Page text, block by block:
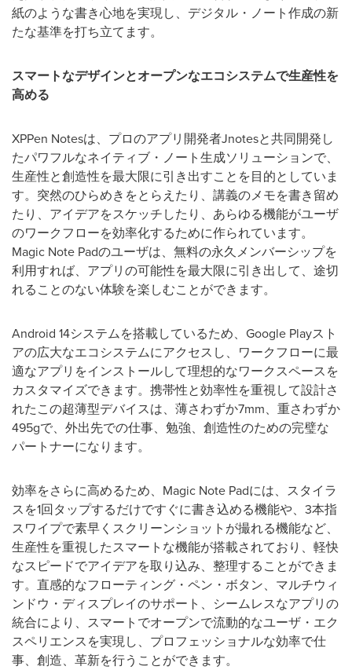
紙のような書き心地を実現し、デジタル・ノート作成の新
たな基準を打ち立てます。
スマートなデザインとオープンなエコシステムで生産性を
高める
XPPen Notesは、プロのアプリ開発者Jnotesと共同開発し
たパワフルなネイティブ・ノート生成ソリューションで、
生産性と創造性を最大限に引き出すことを目的としていま
す。突然のひらめきをとらえたり、講義のメモを書き留め
たり、アイデアをスケッチしたり、あらゆる機能がユーザ
のワークフローを効率化するために作られています。
Magic Note Padのユーザは、無料の永久メンバーシップを
利用すれば、アプリの可能性を最大限に引き出して、途切
れることのない体験を楽しむことができます。
Android 14システムを搭載しているため、 Google Playスト
アの広大なエコシステムにアクセスし、ワークフローに最
適なアプリをインストールして理想的なワークスペースを
カスタマイズできます。携帯性と効率性を重視して設計さ
れたこの超薄型デバイスは、薄さわずか7mm、重さわずか
495gで、外出先での仕事、勉強、創造性のための完璧な
パートナーになります。
効率をさらに高めるため、 Magic Note Padには、スタイラ
スを1回タップするだけですぐに書き込める機能や、 3本指
スワイプで素早くスクリーンショットが撮れる機能など、
生産性を重視したスマートな機能が搭載されており、軽快
なスピードでアイデアを取り込み、整理することができま
す。直感的なフローティング・ペン・ボタン、マルチウィ
ンドウ・ディスプレイのサポート、シームレスなアプリの
統合により、スマートでオープンで流動的なユーザ・エク
スペリエンスを実現し、プロフェッショナルな効率で仕
事、創造、革新を行うことができます。